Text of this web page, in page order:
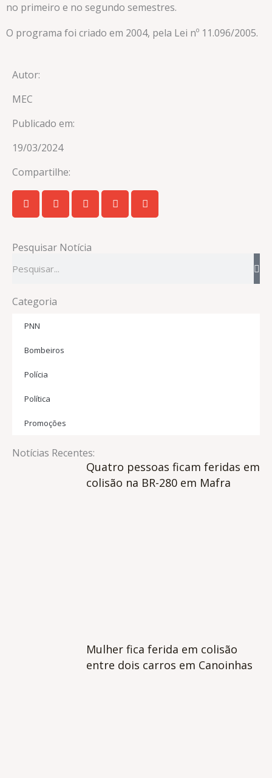
no primeiro e no segundo semestres.
O programa foi criado em 2004, pela Lei nº 11.096/2005.
Autor:
MEC
Publicado em:
19/03/2024
Compartilhe:
Pesquisar Notícia
Categoria
PNN
Bombeiros
Polícia
Política
Promoções
Notícias Recentes:
Quatro pessoas ficam feridas em
colisão na BR-280 em Mafra
Mulher fica ferida em colisão
entre dois carros em Canoinhas